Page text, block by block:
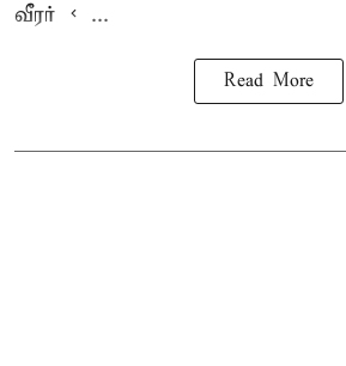
வீரர் < ...
Read More